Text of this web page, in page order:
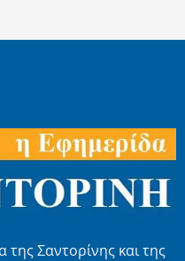
της Σαντορίνης και της